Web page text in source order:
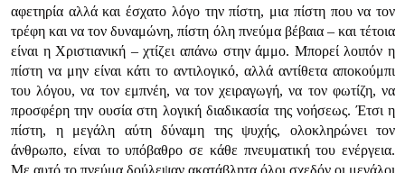
αφετηρία αλλά και έσχατο λόγο την πίστη, μια πίστη που να τον
τρέφη και να τον δυναμώνη, πίστη όλη πνεύμα βέβαια – και τέτοια
είναι η Χριστιανική – χτίζει απάνω στην άμμο. Μπορεί λοιπόν η
πίστη να μην είναι κάτι το αντιλογικό, αλλά αντίθετα αποκούμπι
του λόγου, να τον εμπνέη, να τον χειραγωγή, να τον φωτίζη, να
προσφέρη την ουσία στη λογική διαδικασία της νοήσεως. Έτσι η
πίστη, η μεγάλη αύτη δύναμη της ψυχής, ολοκληρώνει τον
άνθρωπο, είναι το υπόβαθρο σε κάθε πνευματική του ενέργεια.
Με αυτό το πνεύμα δούλεψαν ακατάβλητα όλοι σχεδόν οι μεγάλοι